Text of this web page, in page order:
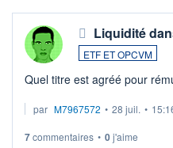
Liquidité
ETF ET OPCVM
Quel titre est agréé pour
par M7967572 • 28 juil. •
7commentaires • 0j'aime